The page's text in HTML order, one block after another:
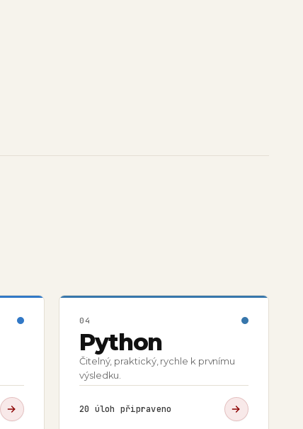
04
Python
Čitelný, praktický, rychle k prvnímu
výsledku.
20 úloh připraveno